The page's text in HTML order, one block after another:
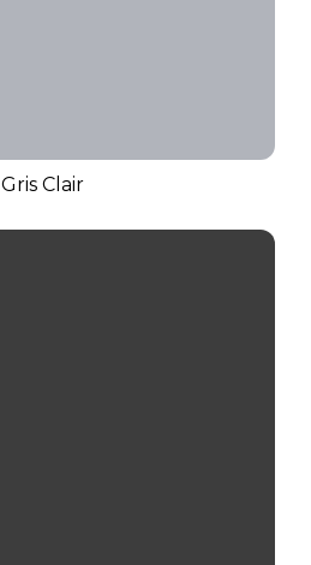
Gris Clair